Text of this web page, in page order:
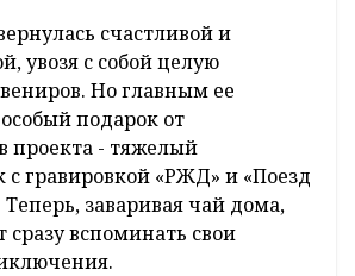
счастливой и
увозя с собой целую
Но главным ее
подарок от
проекта - тяжелый
с гравировкой «РЖД» и «Поезд
заваривая чай дома,
сразу вспоминать свои